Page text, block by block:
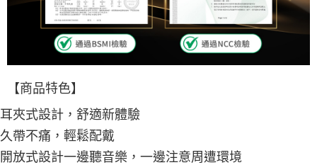
【商品特色】
耳夾式設計，舒適新體驗
久帶不痛，輕鬆配戴
開放式設計一邊聽音樂，一邊注意周遭環境